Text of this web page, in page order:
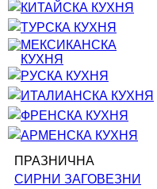
КИТАЙСКА КУХНЯ
ТУРСКА КУХНЯ
МЕКСИКАНСКА
КУХНЯ
РУСКА КУХНЯ
ИТАЛИАНСКА КУХНЯ
ФРЕНСКА КУХНЯ
АРМЕНСКА КУХНЯ
ПРАЗНИЧНА
СИРНИ ЗАГОВЕЗНИ